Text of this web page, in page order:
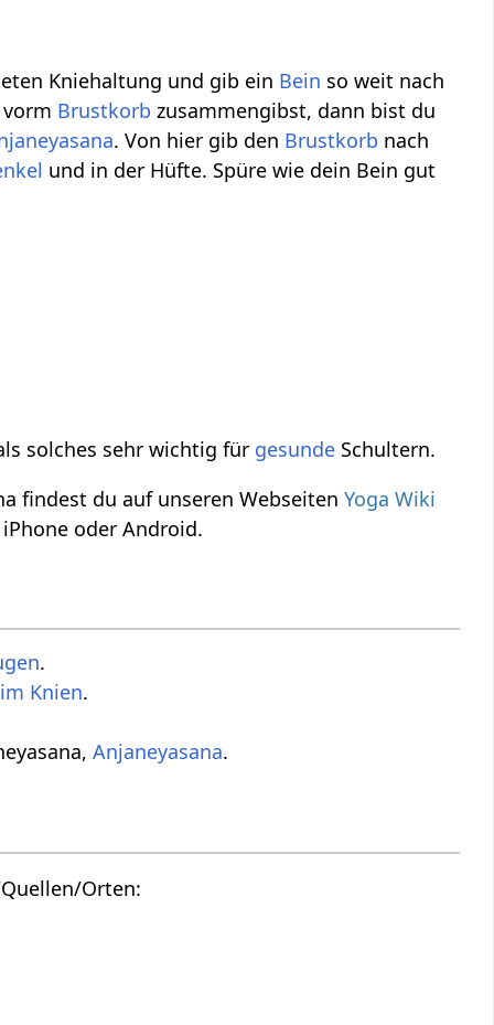
Kniehaltung und gib ein Bein so weit nach
Brustkorb zusammengibst, dann bist du
. Von hier gib den Brustkorb nach
und in der Hüfte. Spüre wie dein Bein gut
solches sehr wichtig für gesunde Schultern.
findest du auf unseren WebseitenYoga Wiki
oder Android.
.
Knien.
Anjaneyasana.
Orten: